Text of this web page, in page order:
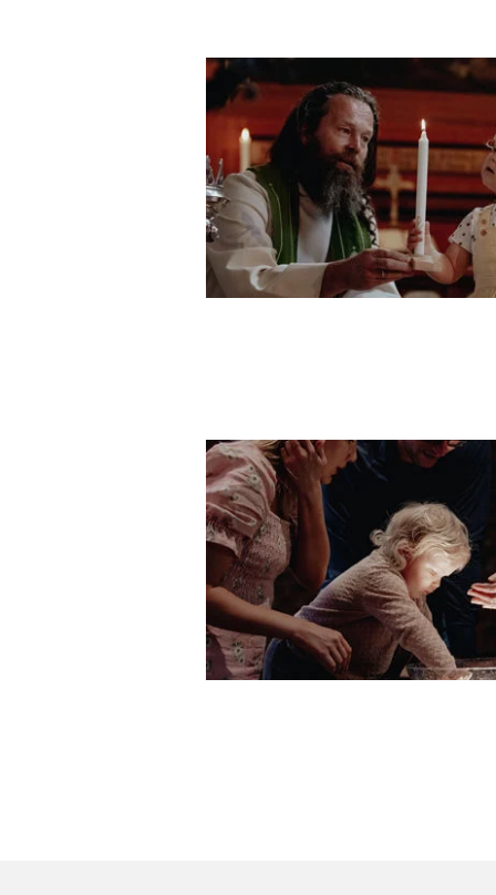
dem: «La de små barna komme
som ikke tar imot Guds rike slik
velsignet dem.